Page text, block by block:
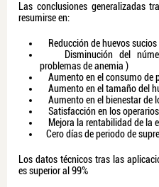
Las conclusiones generalizadas
resumirse en:
Reducción de huevos sucios
Disminución del
problemas de anemia )
Aumento en el consumo de
Aumento en el tamaño del
Aumento en el bienestar de
Satisfacción en los operarios
Mejora la rentabilidad de la
Cero días de periodo de
Los datos técnicos tras las
es superior al 99%